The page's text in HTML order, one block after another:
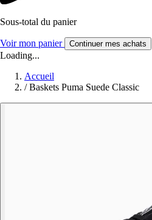
Sous-total du panier
Voir mon panier Continuer mes achats
Loading...
Accueil
/ Baskets Puma Suede Classic